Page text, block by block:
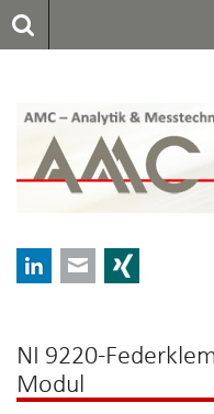
LinkedInE-mail
NI 9220-
Modul